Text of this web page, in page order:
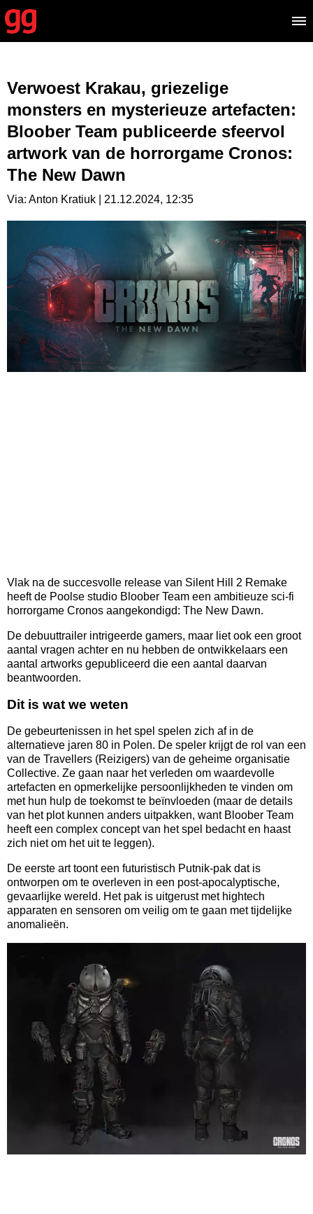
Verwoest Krakau, griezelige
monsters en mysterieuze artefacten:
Bloober Team publiceerde sfeervol
artwork van de horrorgame Cronos:
The New Dawn
Via: Anton Kratiuk | 21.12.2024, 12:35
Vlak na de succesvolle release van Silent Hill 2 Remake
heeft de Poolse studio Bloober Team een ambitieuze sci-fi
horrorgame Cronos aangekondigd: The New Dawn.
De debuuttrailer intrigeerde gamers, maar liet ook een groot
aantal vragen achter en nu hebben de ontwikkelaars een
aantal artworks gepubliceerd die een aantal daarvan
beantwoorden.
Dit is wat we weten
De gebeurtenissen in het spel spelen zich af in de
alternatieve jaren 80 in Polen. De speler krijgt de rol van een
van de Travellers (Reizigers) van de geheime organisatie
Collective. Ze gaan naar het verleden om waardevolle
artefacten en opmerkelijke persoonlijkheden te vinden om
met hun hulp de toekomst te beïnvloeden (maar de details
van het plot kunnen anders uitpakken, want Bloober Team
heeft een complex concept van het spel bedacht en haast
zich niet om het uit te leggen).
De eerste art toont een futuristisch Putnik-pak dat is
ontworpen om te overleven in een post-apocalyptische,
gevaarlijke wereld. Het pak is uitgerust met hightech
apparaten en sensoren om veilig om te gaan met tijdelijke
anomalieën.